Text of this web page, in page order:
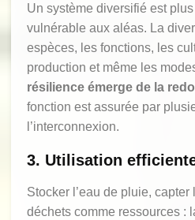
Un système diversifié est
vulnérable aux aléas. La
espèces, les fonctions, les
production et même les
résilience émerge de la
fonction est assurée par
l’interconnexion.
3. Utilisation
Stocker l’eau de pluie,
déchets comme ressources :